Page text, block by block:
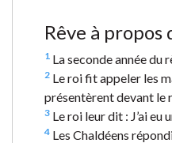
Rêve à propos
1 La seconde année du
2 Le roi fit appeler les
présentèrent devant le
3 Le roi leur dit : J’ai
4 Les Chaldéens